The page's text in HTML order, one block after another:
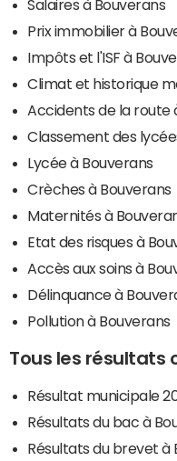
Salaires à Bouverans
Prix immobilier à
Impôts et l'ISF à
Climat et historique
Accidents de la route
Classement des
Lycée à Bouverans
Crèches à Bouverans
Maternités à
Etat des risques à
Accès aux soins à
Délinquance à
Pollution à Bouverans
Tous les résultats
Résultat municipale
Résultats du bac à
Résultats du brevet à